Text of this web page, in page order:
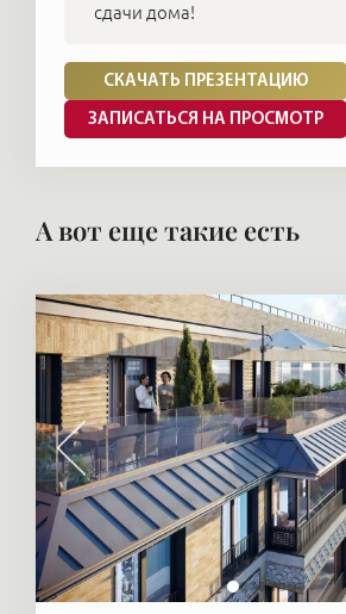
сдачи дома!
СКАЧАТЬ ПРЕЗЕНТАЦИЮ
ЗАПИСАТЬСЯ НА ПРОСМОТР
А вот еще такие есть